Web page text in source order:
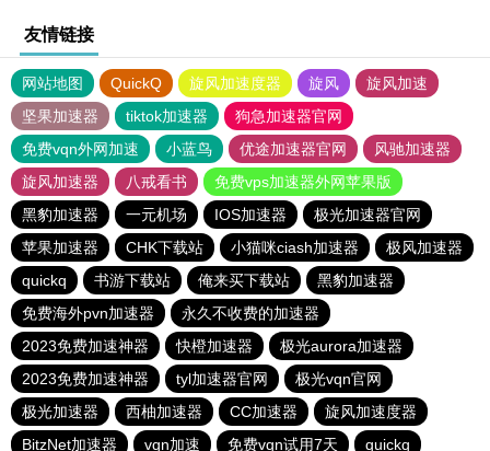
友情链接
网站地图 QuickQ 旋风加速度器 旋风
旋风加速
坚果加速器
tiktok加速器
狗急加速器官网
免费vqn外网加速
小蓝鸟 优途加速器官网
风驰加速器
旋风加速器
八戒看书
免费vps加速器外网苹果版
黑豹加速器
一元机场 IOS加速器
极光加速器官网
苹果加速器
CHK下载站 小猫咪ciash加速器
极风加速器
quickq
书游下载站 俺来买下载站
黑豹加速器
免费海外pvn加速器
永久不收费的加速器
2023免费加速神器
快橙加速器
极光aurora加速器
2023免费加速神器
tyl加速器官网
极光vqn官网
极光加速器
西柚加速器 CC加速器
旋风加速度器
BitzNet加速器
vqn加速 免费vqn试用7天 quickq